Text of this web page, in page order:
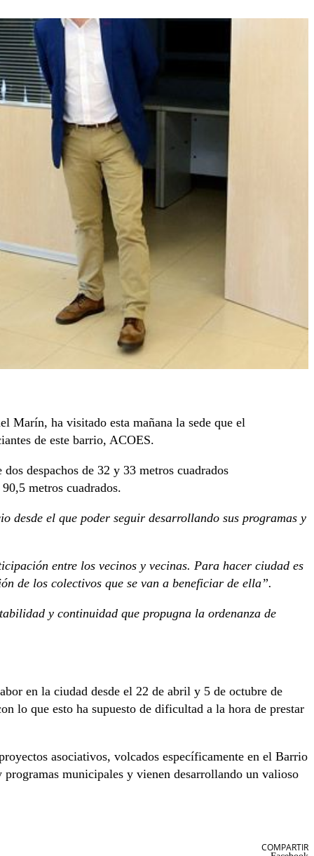
Marín, ha visitado esta mañana la sede que el
de este barrio, ACOES.
despachos de 32 y 33 metros cuadrados
metros cuadrados.
desde el que poder seguir desarrollando sus programas y
entre los vecinos y vecinas. Para hacer ciudad es
de los colectivos que se van a beneficiar de ella”.
y continuidad que propugna la ordenanza de
en la ciudad desde el 22 de abril y 5 de octubre de
lo que esto ha supuesto de dificultad a la hora de prestar
asociativos, volcados específicamente en el Barrio
municipales y vienen desarrollando un valioso
COMPARTIR